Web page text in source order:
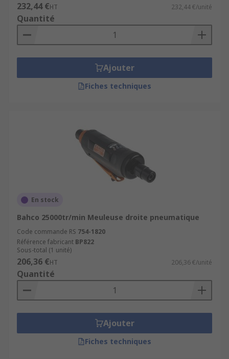
232,44 €HT 232,44 €/unité
Quantité
Ajouter
Fiches techniques
En stock
Bahco 25000tr/min Meuleuse droite pneumatique
Code commande RS 754-1820
Référence fabricant BP822
Sous-total (1 unité)
206,36 €HT 206,36 €/unité
Quantité
Ajouter
Fiches techniques